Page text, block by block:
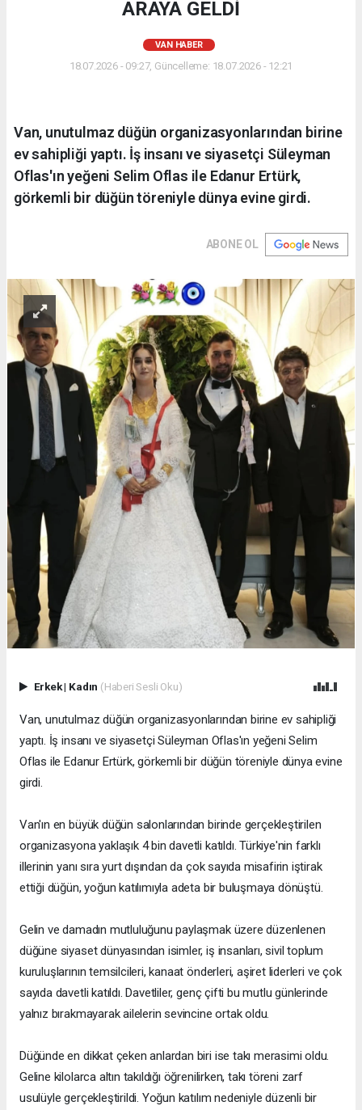
ARAYA GELDİ
VAN HABER
18.07.2026 - 09:27, Güncelleme: 18.07.2026 - 12:21
Van, unutulmaz düğün organizasyonlarından birine
ev sahipliği yaptı. İş insanı ve siyasetçi Süleyman
Oflas'ın yeğeni Selim Oflas ile Edanur Ertürk,
görkemli bir düğün töreniyle dünya evine girdi.
ABONE OL
Erkek| Kadın (Haberi Sesli Oku)
Van, unutulmaz düğün organizasyonlarından birine ev sahipliği
yaptı. İş insanı ve siyasetçi Süleyman Oflas'ın yeğeni Selim
Oflas ile Edanur Ertürk, görkemli bir düğün töreniyle dünya evine
girdi.
Van'ın en büyük düğün salonlarından birinde gerçekleştirilen
organizasyona yaklaşık 4 bin davetli katıldı. Türkiye'nin farklı
illerinin yanı sıra yurt dışından da çok sayıda misafirin iştirak
ettiği düğün, yoğun katılımıyla adeta bir buluşmaya dönüştü.
Gelin ve damadın mutluluğunu paylaşmak üzere düzenlenen
düğüne siyaset dünyasından isimler, iş insanları, sivil toplum
kuruluşlarının temsilcileri, kanaat önderleri, aşiret liderleri ve çok
sayıda davetli katıldı. Davetliler, genç çifti bu mutlu günlerinde
yalnız bırakmayarak ailelerin sevincine ortak oldu.
Düğünde en dikkat çeken anlardan biri ise takı merasimi oldu.
Geline kilolarca altın takıldığı öğrenilirken, takı töreni zarf
usulüyle gerçekleştirildi. Yoğun katılım nedeniyle düzenli bir